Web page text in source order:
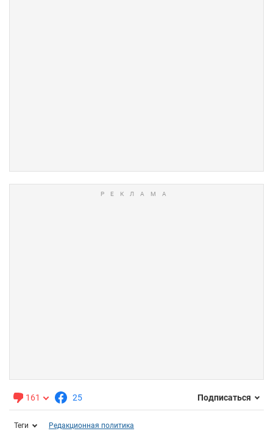
161 25 Подписаться
Теги Редакционная политика